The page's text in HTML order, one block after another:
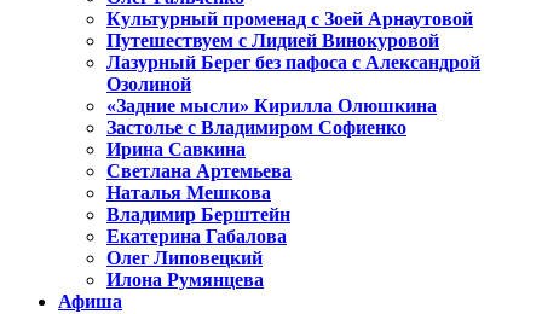
Культурный променад с Зоей Арнаутовой
Путешествуем с Лидией Винокуровой
Лазурный Берег без пафоса с Александрой
Озолиной
«Задние мысли» Кирилла Олюшкина
Застолье с Владимиром Софиенко
Ирина Савкина
Светлана Артемьева
Наталья Мешкова
Владимир Берштейн
Екатерина Габалова
Олег Липовецкий
Илона Румянцева
Афиша